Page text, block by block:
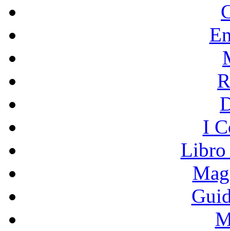
I
Libro